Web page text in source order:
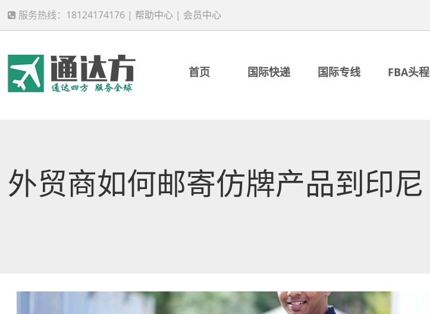
服务热线：18124174176 | 帮助中心 | 会员中心
首页 国际快递 国际专线 FBA头程
外贸商如何邮寄仿牌产品到印尼